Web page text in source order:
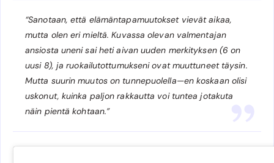
“Sanotaan, että elämäntapamuutokset vievät aikaa,
mutta olen eri mieltä. Kuvassa olevan valmentajan
ansiosta uneni sai heti aivan uuden merkityksen (6 on
uusi 8), ja ruokailutottumukseni ovat muuttuneet täysin.
Mutta suurin muutos on tunnepuolella—en koskaan olisi
uskonut, kuinka paljon rakkautta voi tuntea jotakuta
näin pientä kohtaan.”